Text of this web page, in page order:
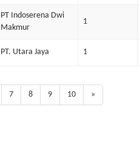
PT Indoserena Dwi
Makmur
1
PT. Utara Jaya 1
7 8 9 10 »